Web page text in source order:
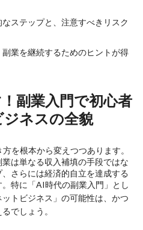
ステップと、注意すべきリスク
業を継続するためのヒントが得
副業入門で初心者
ネスの全貌
を根本から変えつつあります。
は単なる収入補填の手段ではな
さらには経済的自立を達成する
特に「AI時代の副業入門」とし
トビジネス」 の可能性は、かつ
でしょう。